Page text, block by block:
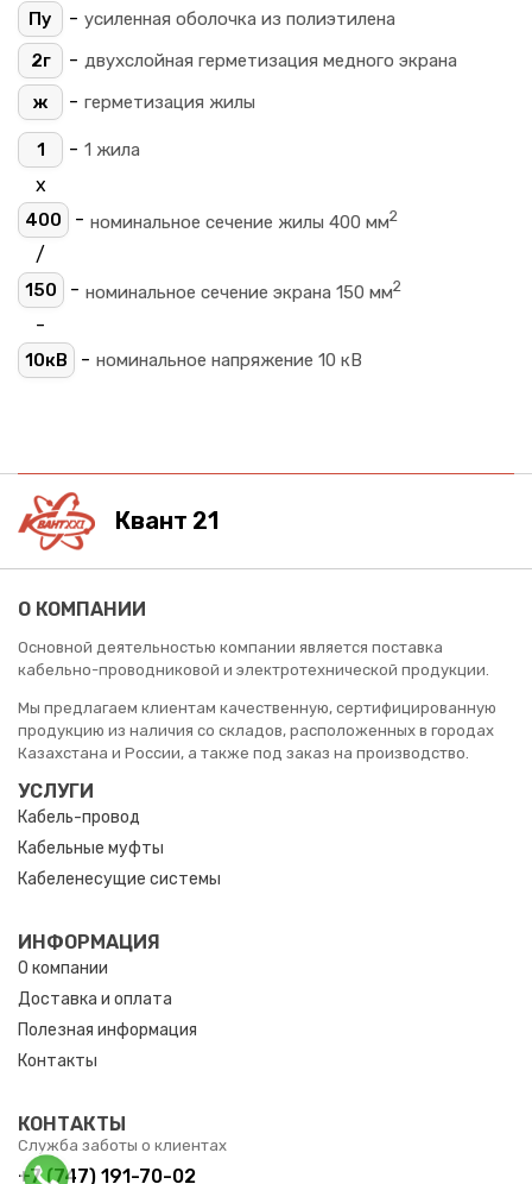
Пу
- усиленная оболочка из полиэтилена
2г
- двухслойная герметизация медного экрана
ж
- герметизация жилы
1 - 1 жила
х
400 - номинальное сечение жилы 400 мм2
/
150 - номинальное сечение экрана 150 мм2
-
10кВ - номинальное напряжение 10 кВ
Квант 21
О КОМПАНИИ
Основной деятельностью компании является поставка
кабельно-проводниковой и электротехнической продукции.
Мы предлагаем клиентам качественную, сертифицированную
продукцию из наличия со складов, расположенных в городах
Казахстана и России, а также под заказ на производство.
УСЛУГИ
Кабель-провод
Кабельные муфты
Кабеленесущие системы
ИНФОРМАЦИЯ
О компании
Доставка и оплата
Полезная информация
Контакты
КОНТАКТЫ
Служба заботы о клиентах
+7 (747) 191-70-02